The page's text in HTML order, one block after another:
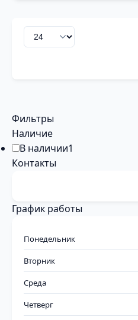
Фильтры
Наличие
В наличии1
Контакты
График работы
Понедельник
Вторник
Среда
Четверг